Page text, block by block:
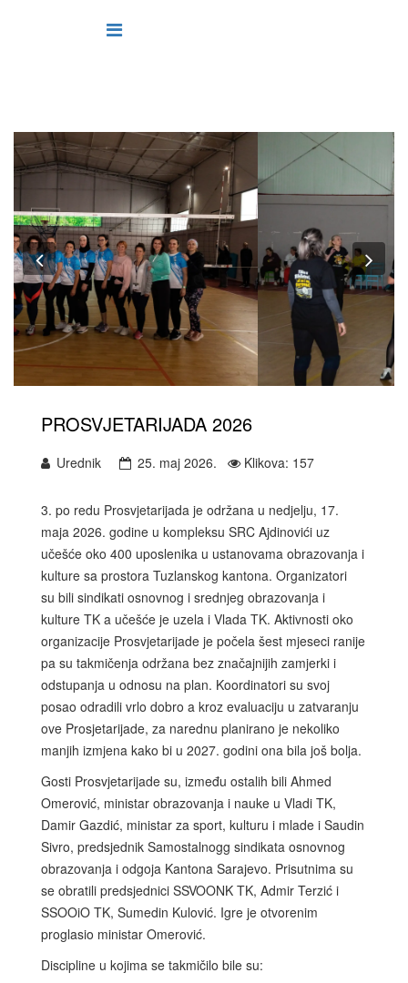
Previous
PROSVJETARIJADA 2026
Urednik 25. maj 2026. Klikova: 157
3. po redu Prosvjetarijada je održana u nedjelju, 17.
maja 2026. godine u kompleksu SRC Ajdinovići uz
učešće oko 400 uposlenika u ustanovama obrazovanja i
kulture sa prostora Tuzlanskog kantona. Organizatori
su bili sindikati osnovnog i srednjeg obrazovanja i
kulture TK a učešće je uzela i Vlada TK. Aktivnosti oko
organizacije Prosvjetarijade je počela šest mjeseci ranije
pa su takmičenja održana bez značajnijih zamjerki i
odstupanja u odnosu na plan. Koordinatori su svoj
posao odradili vrlo dobro a kroz evaluaciju u zatvaranju
ove Prosjetarijade, za narednu planirano je nekoliko
manjih izmjena kako bi u 2027. godini ona bila još bolja.
Gosti Prosvjetarijade su, između ostalih bili Ahmed
Omerović, ministar obrazovanja i nauke u Vladi TK,
Damir Gazdić, ministar za sport, kulturu i mlade i Saudin
Sivro, predsjednik Samostalnogg sindikata osnovnog
obrazovanja i odgoja Kantona Sarajevo. Prisutnima su
se obratili predsjednici SSVOONK TK, Admir Terzić i
SSOOiO TK, Sumedin Kulović. Igre je otvorenim
proglasio ministar Omerović.
Discipline u kojima se takmičilo bile su: